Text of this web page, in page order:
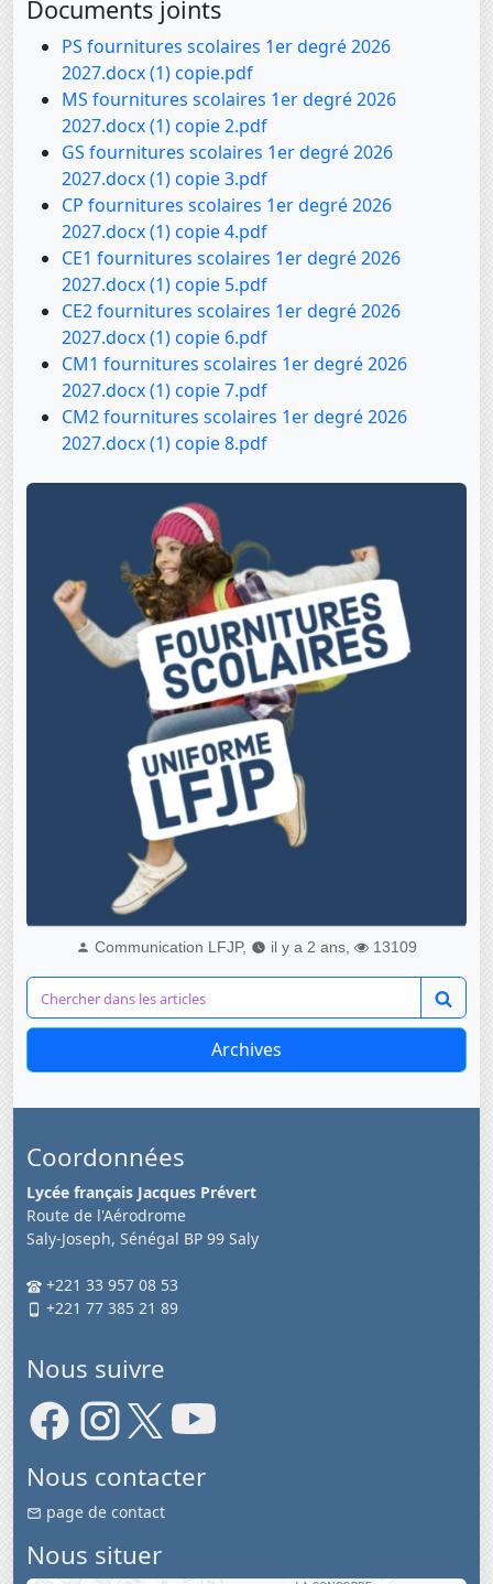
Communication LFJP, il y a 2 ans, 13109
Archives
Documents joints
PS fournitures scolaires 1er degré 2026
2027.docx (1) copie.pdf
MS fournitures scolaires 1er degré 2026
2027.docx (1) copie 2.pdf
GS fournitures scolaires 1er degré 2026
2027.docx (1) copie 3.pdf
CP fournitures scolaires 1er degré 2026
2027.docx (1) copie 4.pdf
CE1 fournitures scolaires 1er degré 2026
2027.docx (1) copie 5.pdf
CE2 fournitures scolaires 1er degré 2026
2027.docx (1) copie 6.pdf
CM1 fournitures scolaires 1er degré 2026
2027.docx (1) copie 7.pdf
CM2 fournitures scolaires 1er degré 2026
2027.docx (1) copie 8.pdf
Coordonnées
Lycée français Jacques Prévert
Route de l'Aérodrome
Saly-Joseph, Sénégal BP 99 Saly
+221 33 957 08 53
+221 77 385 21 89
Nous suivre
Nous contacter
page de contact
Nous situer